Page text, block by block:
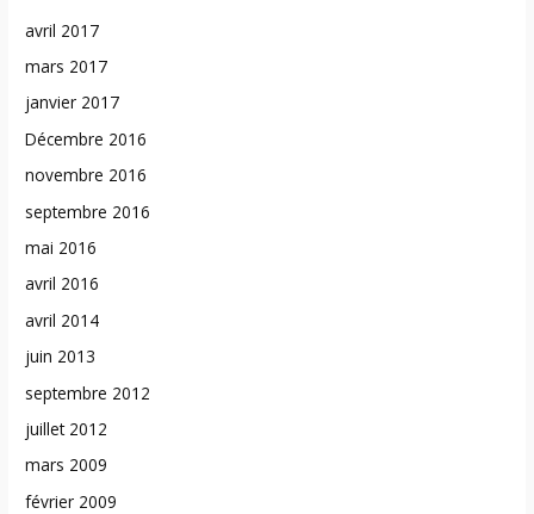
avril 2017
mars 2017
janvier 2017
Décembre 2016
novembre 2016
septembre 2016
mai 2016
avril 2016
avril 2014
juin 2013
septembre 2012
juillet 2012
mars 2009
février 2009